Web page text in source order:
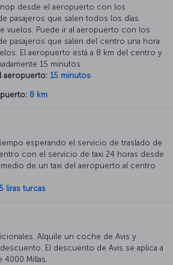
desde el aeropuerto con los
pasajeros que salen todos los días
vuelos. Puede ir al aeropuerto con los
pasajeros que salen del centro una hora
El aeropuerto está a 8 km del centro y
15 minutos.
aeropuerto: 15 minutos
8 km
esperando el servicio de traslado de
con el servicio de taxi 24 horas desde
de un taxi del aeropuerto al centro
liras turcas
Alquile un coche de Avis y
El descuento de Avis se aplica a
Millas.